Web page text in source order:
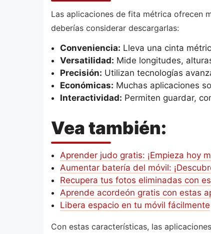
Las aplicaciones de fita métrica ofrecen
deberías considerar descargarlas:
Conveniencia: Lleva una cinta
Versatilidad: Mide longitudes,
Precisión: Utilizan tecnologías
Económicas: Muchas aplicaciones
Interactividad: Permiten guardar,
Vea también:
Aprender judo gratis: ¡Empieza hoy
Aumentar batería del móvil:
Recupera tus fotos eliminadas con
Aprende acordeón gratis con estas
Libera espacio en tu móvil fácilmente
Con estas características, las